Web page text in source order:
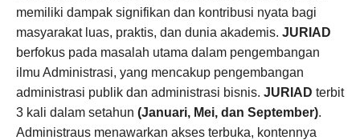
memiliki dampak signifikan dan kontribusi nyata bagi
masyarakat luas, praktis, dan dunia akademis. JURIAD
berfokus pada masalah utama dalam pengembangan
ilmu Administrasi, yang mencakup pengembangan
administrasi publik dan administrasi bisnis. JURIAD terbit
3 kali dalam setahun (Januari, Mei, dan September).
Administraus menawarkan akses terbuka, kontennya